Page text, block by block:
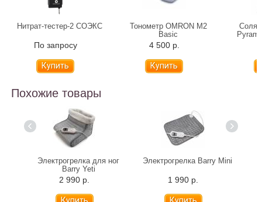
Нитрат-тестер-2 СОЭКС
По запросу
Тонометр OMRON M2
Basic
Адаптер+Универсальная
манжета
4 500 р.
Похожие товары
Электрогрелка для ног
Barry Yeti
2 990 р.
Электрогрелка Barry Mini
1 990 р.